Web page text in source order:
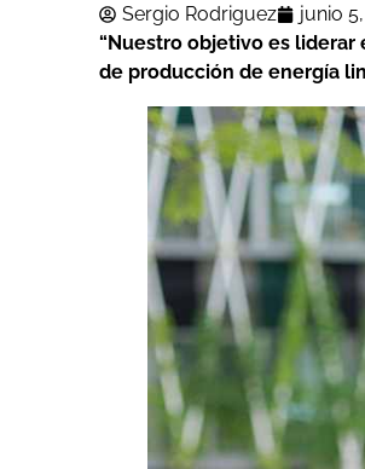
Sergio Rodriguez
junio
“Nuestro objetivo es liderar
de producción de energía